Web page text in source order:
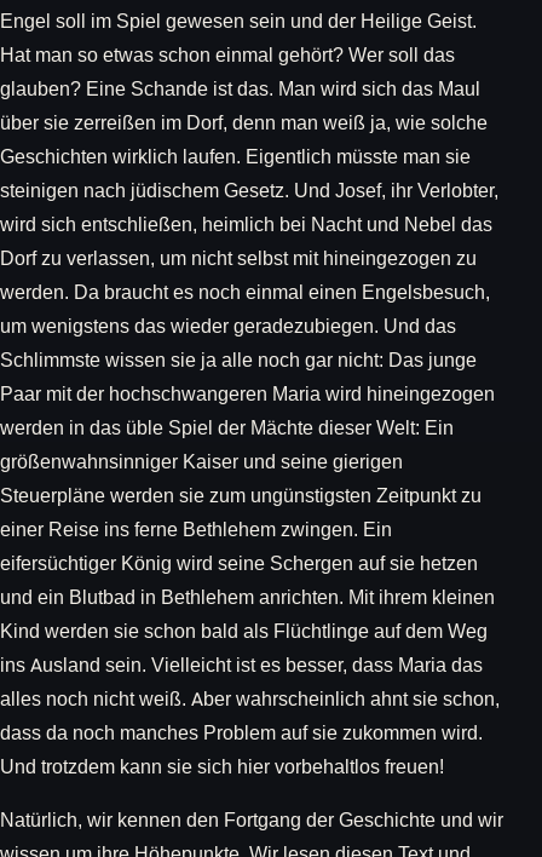
Engel soll im Spiel gewesen sein und der Heilige Geist.
Hat man so etwas schon einmal gehört? Wer soll das
glauben? Eine Schande ist das. Man wird sich das Maul
über sie zerreißen im Dorf, denn man weiß ja, wie solche
Geschichten wirklich laufen. Eigentlich müsste man sie
steinigen nach jüdischem Gesetz. Und Josef, ihr Verlobter,
wird sich entschließen, heimlich bei Nacht und Nebel das
Dorf zu verlassen, um nicht selbst mit hineingezogen zu
werden. Da braucht es noch einmal einen Engelsbesuch,
um wenigstens das wieder geradezubiegen. Und das
Schlimmste wissen sie ja alle noch gar nicht: Das junge
Paar mit der hochschwangeren Maria wird hineingezogen
werden in das üble Spiel der Mächte dieser Welt: Ein
größenwahnsinniger Kaiser und seine gierigen
Steuerpläne werden sie zum ungünstigsten Zeitpunkt zu
einer Reise ins ferne Bethlehem zwingen. Ein
eifersüchtiger König wird seine Schergen auf sie hetzen
und ein Blutbad in Bethlehem anrichten. Mit ihrem kleinen
Kind werden sie schon bald als Flüchtlinge auf dem Weg
ins Ausland sein. Vielleicht ist es besser, dass Maria das
alles noch nicht weiß. Aber wahrscheinlich ahnt sie schon,
dass da noch manches Problem auf sie zukommen wird.
Und trotzdem kann sie sich hier vorbehaltlos freuen!
Natürlich, wir kennen den Fortgang der Geschichte und wir